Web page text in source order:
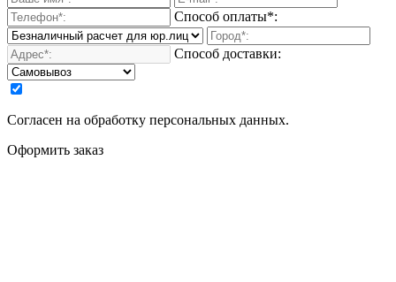
Способ оплаты*:
Способ доставки:
Согласен на обработку персональных данных.
Оформить заказ